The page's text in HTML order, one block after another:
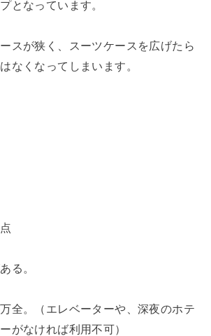
となっています。
スが狭く、スーツケースを広げたら
なくなってしまいます。
る。
全。（エレベーターや、深夜のホテ
がなければ利用不可）